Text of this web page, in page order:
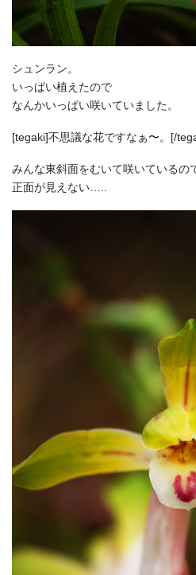
シュンラン。
いっぱい植えたので
なんかいっぱい咲いていました。
[tegaki]不思議な花ですなぁ〜。[/
みんな東斜面をむいて咲いているの
正面が見えない…..